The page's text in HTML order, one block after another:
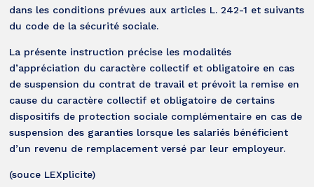
dans les conditions prévues aux articles L. 242-1 et suivants
du code de la sécurité sociale.
La présente instruction précise les modalités
d’appréciation du caractère collectif et obligatoire en cas
de suspension du contrat de travail et prévoit la remise en
cause du caractère collectif et obligatoire de certains
dispositifs de protection sociale complémentaire en cas de
suspension des garanties lorsque les salariés bénéficient
d’un revenu de remplacement versé par leur employeur.
(souce LEXplicite)